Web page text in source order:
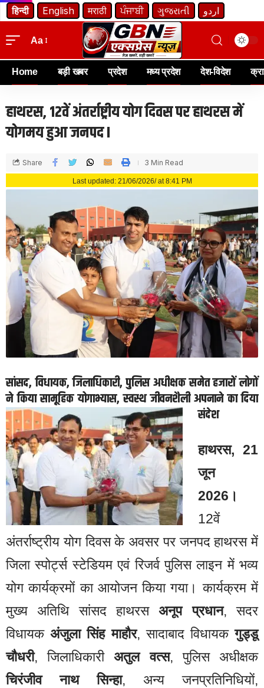
हिन्दी English मराठी ਪੰਜਾਬੀ ગુજરાતી اردو
Aa
Home बड़ी खबर प्रदेश मध्य प्रदेश देश-विदेश
हाथरस, 12वें अंतर्राष्ट्रीय योग दिवस पर हाथरस में
योगमय हुआ जनपद I
Last updated: 21/06/2026/ at 8:41 PM
Share 3 Min Read
सांसद, विधायक, जिलाधिकारी, पुलिस अधीक्षक समेत हजारों लोगों
ने किया सामूहिक योगाभ्यास, स्वस्थ जीवनशैली अपनाने का दिया
संदेश
हाथरस, 21
जून
2026।
12वें
अंतर्राष्ट्रीय योग दिवस के अवसर पर जनपद हाथरस में
जिला स्पोर्ट्स स्टेडियम एवं रिजर्व पुलिस लाइन में भव्य
योग कार्यक्रमों का आयोजन किया गया। कार्यक्रम में
मुख्य अतिथि सांसद हाथरसअनूप प्रधान, सदर
विधायकअंजुला सिंह माहौर, सादाबाद विधायकगुड्डू
चौधरी, जिलाधिकारीअतुल वत्स, पुलिस अधीक्षक
चिरंजीव नाथ सिन्हा, अन्य जनप्रतिनिधियों,